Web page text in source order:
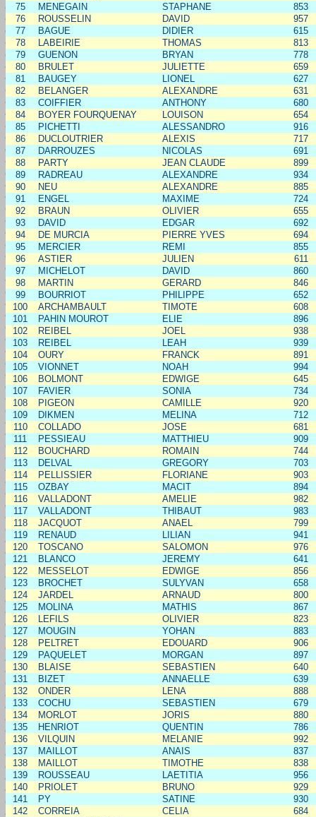
75
MENEGAIN STAPHANE
853
76
ROUSSELIN DAVID
957
77
BAGUE DIDIER
615
78
LABEIRIE THOMAS
813
79
GUENON BRYAN
778
80
BRULET JULIETTE
659
81
BAUGEY LIONEL
627
82
BELANGER ALEXANDRE
631
83
COIFFIER ANTHONY
680
84
BOYER FOURQUENAY LOUISON
654
85
PICHETTI ALESSANDRO
916
86
DUCLOUTRIER ALEXIS
717
87
DARROUZES NICOLAS
691
88
PARTY JEAN CLAUDE
899
89
RADREAU ALEXANDRE
934
90
NEU ALEXANDRE
885
91
ENGEL MAXIME
724
92
BRAUN OLIVIER
655
93
DAVID EDGAR
692
94
DE MURCIA PIERRE YVES
694
95
MERCIER REMI
855
96
ASTIER JULIEN
611
97
MICHELOT DAVID
860
98
MARTIN GERARD
846
99
BOURRIOT PHILIPPE
652
100
ARCHAMBAULT TIMOTE
608
101
PAHIN MOUROT ELIE
896
102
REIBEL JOEL
938
103
REIBEL LEAH
939
104
OURY FRANCK
891
105
VIONNET NOAH
994
106
BOLMONT EDWIGE
645
107
FAVIER SONIA
734
108
PIGEON CAMILLE
920
109
DIKMEN MELINA
712
110
COLLADO JOSE
681
111
PESSIEAU MATTHIEU
909
112
BOUCHARD ROMAIN
744
113
DELVAL GREGORY
703
114
PELLISSIER FLORIANE
903
115
OZBAY MACIT
894
116
VALLADONT AMELIE
982
117
VALLADONT THIBAUT
983
118
JACQUOT ANAEL
799
119
RENAUD LILIAN
941
120
TOSCANO SALOMON
976
121
BLANCO JEREMY
641
122
MESSELOT EDWIGE
856
123
BROCHET SULYVAN
658
124
JARDEL ARNAUD
800
125
MOLINA MATHIS
867
126
LEFILS OLIVIER
823
127
MOUGIN YOHAN
883
128
PELTRET EDOUARD
906
129
PAQUELET MORGAN
897
130
BLAISE SEBASTIEN
640
131
BIZET ANNAELLE
639
132
ONDER LENA
888
133
COCHU SEBASTIEN
679
134
MORLOT JORIS
880
135
HENRIOT QUENTIN
786
136
VILQUIN MELANIE
992
137
MAILLOT ANAIS
837
138
MAILLOT TIMOTHE
838
139
ROUSSEAU LAETITIA
956
140
PRIOLET BRUNO
929
141
PY SATINE
930
142
CORREIA CELIA
684